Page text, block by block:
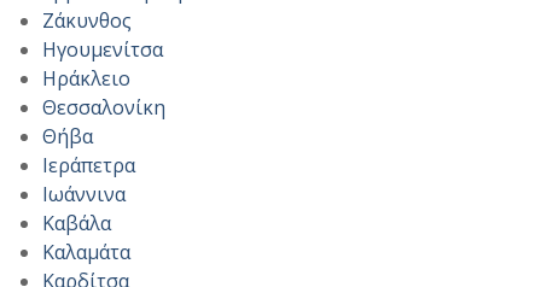
Ζάκυνθος
Ηγουμενίτσα
Ηράκλειο
Θεσσαλονίκη
Θήβα
Ιεράπετρα
Ιωάννινα
Καβάλα
Καλαμάτα
Καρδίτσα